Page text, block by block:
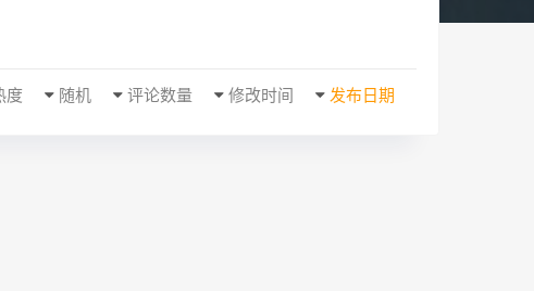
发布日期
修改时间
评论数量
随机
度